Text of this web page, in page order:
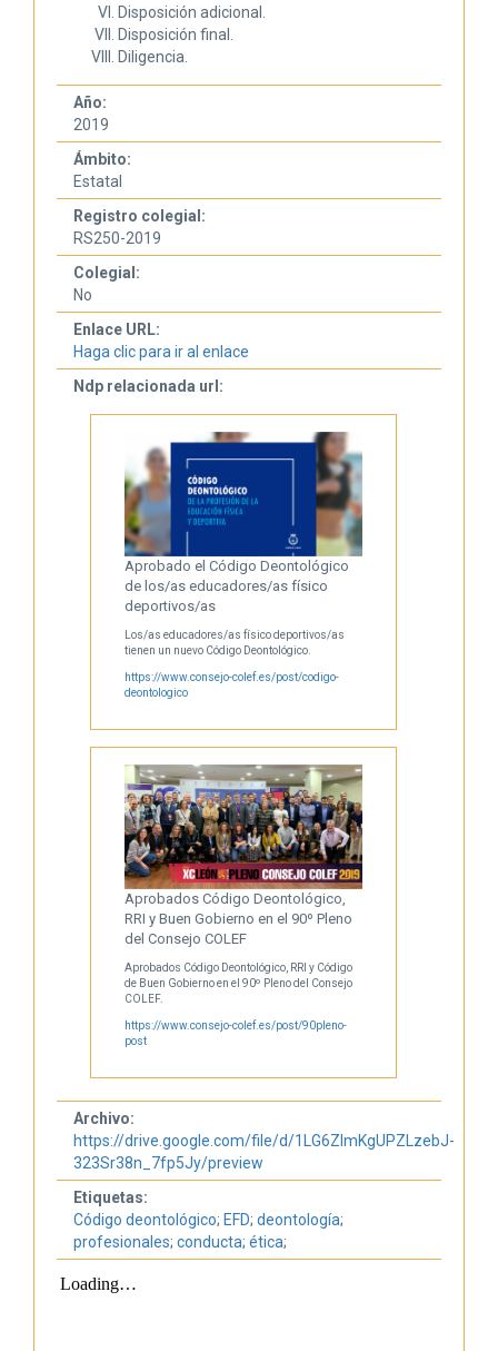
Disposición adicional.
Disposición final.
Diligencia.
Año:
2019
Ámbito:
Estatal
Registro colegial:
RS250-2019
Colegial:
No
Enlace URL:
Haga clic para ir al enlace
Ndp relacionada url:
Aprobado el Código Deontológico
de los/as educadores/as físico
deportivos/as
Los/as educadores/as físico deportivos/as
tienen un nuevo Código Deontológico.
https://www.consejo-colef.es/post/codigo-
deontologico
Aprobados Código Deontológico,
RRI y Buen Gobierno en el 90º Pleno
del Consejo COLEF
Aprobados Código Deontológico, RRI y Código
de Buen Gobierno en el 90º Pleno del Consejo
COLEF.
https://www.consejo-colef.es/post/90pleno-
post
Archivo:
https://drive.google.com/file/d/1LG6ZImKgUPZLzebJ-
323Sr38n_7fp5Jy/preview
Etiquetas:
Código deontológico; EFD; deontología;
profesionales; conducta; ética;